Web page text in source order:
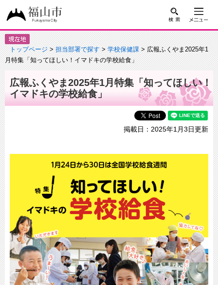
トップページ>担当部署で探す>学校保健課> 広報ふくやま2025年1
月特集「知ってほしい！イマドキの学校給食」
広報ふくやま2025年1月特集「知ってほしい！
イマドキの学校給食」
掲載日：2025年1月3日更新